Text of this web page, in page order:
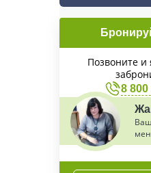
Позвоните и
8 800